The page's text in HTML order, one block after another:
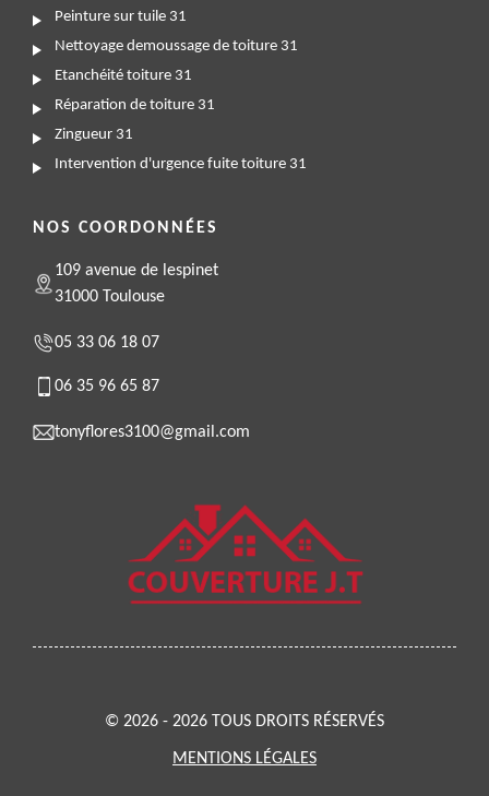
Peinture sur tuile 31
Nettoyage demoussage de toiture 31
Etanchéité toiture 31
Réparation de toiture 31
Zingueur 31
Intervention d'urgence fuite toiture 31
NOS COORDONNÉES
109 avenue de lespinet
31000 Toulouse
05 33 06 18 07
06 35 96 65 87
tonyflores3100@gmail.com
© 2026 - 2026 TOUS DROITS RÉSERVÉS
MENTIONS LÉGALES